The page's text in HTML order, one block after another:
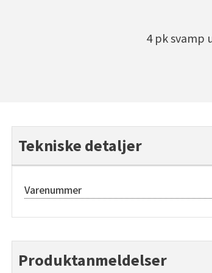
4 pk svamp
Tekniske detaljer
Varenummer
Produktanmeldelser